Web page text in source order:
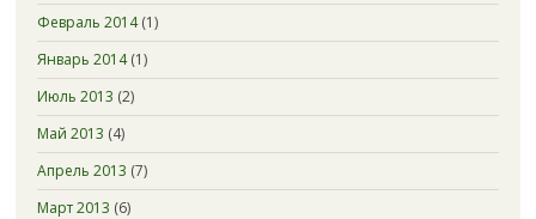
Февраль 2014(1)
Январь 2014(1)
Июль 2013 (2)
Май 2013 (4)
Апрель 2013 (7)
Март 2013 (6)